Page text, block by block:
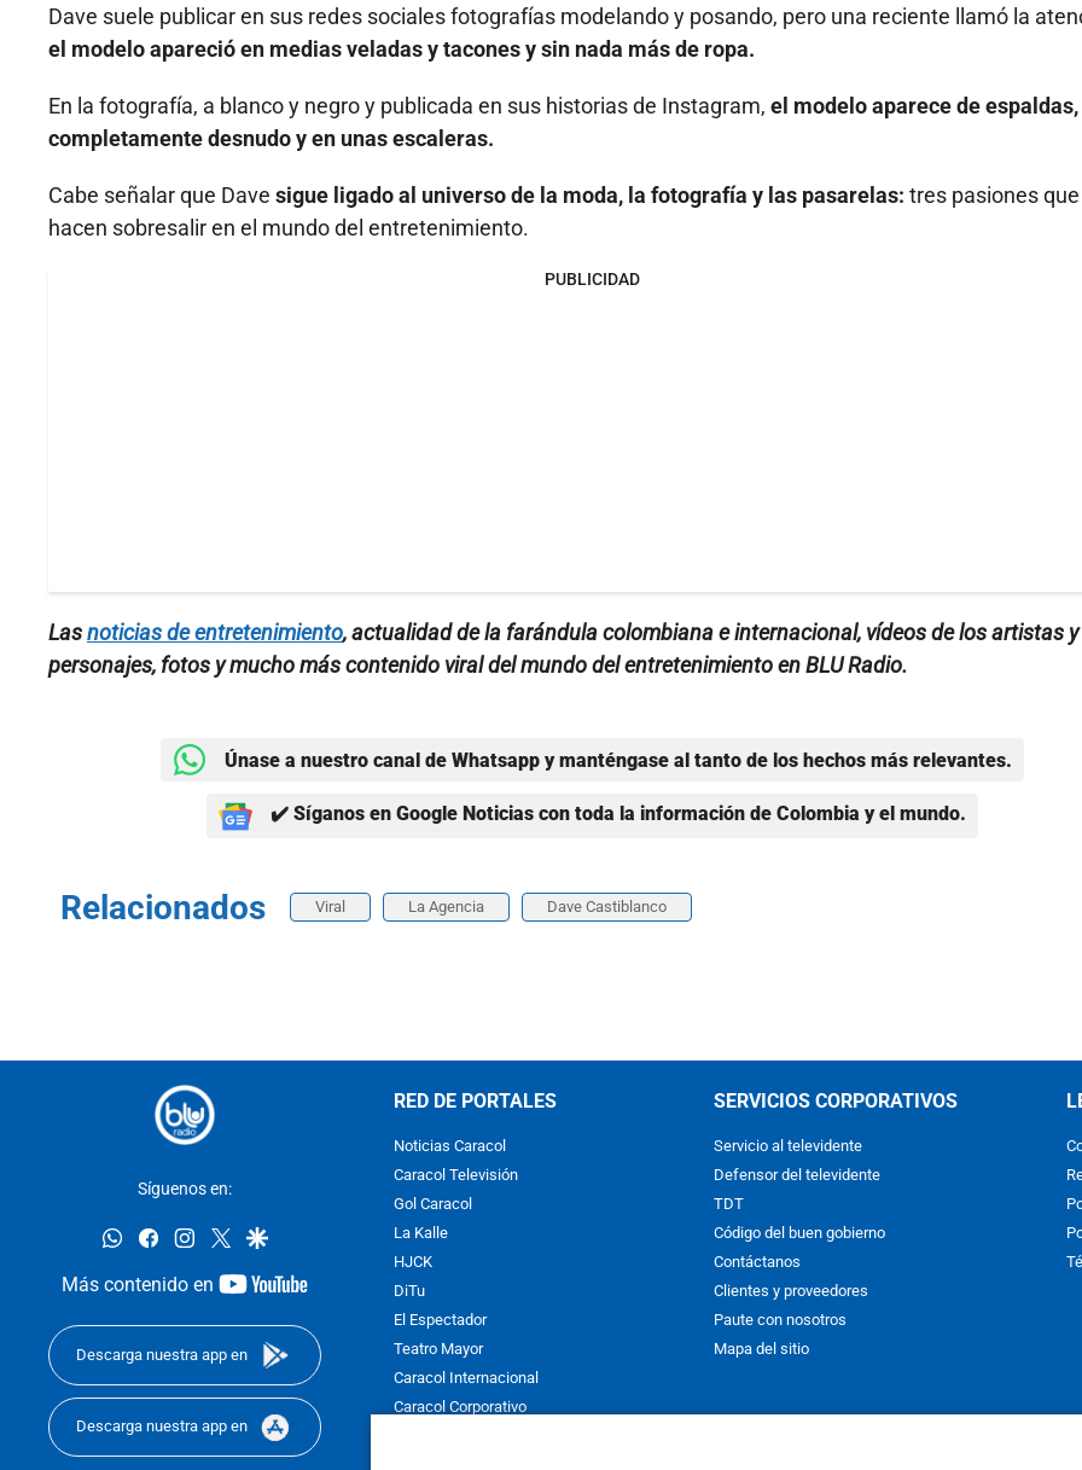
Dave suele publicar en sus redes sociales fotografías modelando y posando, pero una reciente llamó la
el modelo apareció en medias veladas y tacones y sin nada más de ropa.
En la fotografía, a blanco y negro y publicada en sus historias de Instagram, el modelo aparece de espaldas,
completamente desnudo y en unas escaleras.
Cabe señalar que Dave sigue ligado al universo de la moda, la fotografía y las pasarelas: tres pasiones
hacen sobresalir en el mundo del entretenimiento.
PUBLICIDAD
Lasnoticias de entretenimiento, actualidad de la farándula colombiana e internacional, vídeos de los artistas y
personajes, fotos y mucho más contenido viral del mundo del entretenimiento en BLU Radio.
Únase a nuestro canal de Whatsapp y manténgase al tanto de los hechos más relevantes.
✔️ Síganos en Google Noticias con toda la información de Colombia y el mundo.
Relacionados Viral La Agencia Dave Castiblanco
Síguenos en:
whatsappfacebookinstagram
twittergoogle
Más contenido en
youtube-
Descarga nuestra app en
Descarga nuestra app en
RED DE PORTALES
Noticias Caracol
Caracol Televisión
Gol Caracol
La Kalle
HJCK
DiTu
El Espectador
Teatro Mayor
Caracol Internacional
Caracol Corporativo
SERVICIOS CORPORATIVOS
Servicio al televidente
Defensor del televidente
TDT
Código del buen gobierno
Contáctanos
Clientes y proveedores
Paute con nosotros
Mapa del sitio